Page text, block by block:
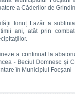
a Căderilor de
Ionuț Lazăr a
ani, atât prin
a continuat la
- Beciul Domnesc și
în Municipiul Focșani